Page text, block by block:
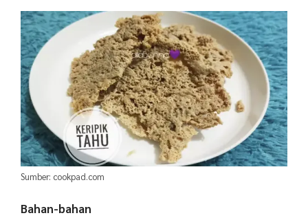
Sumber: cookpad.com
Bahan-bahan